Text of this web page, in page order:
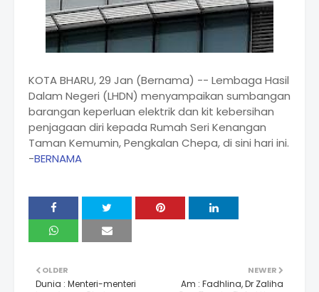
KOTA BHARU, 29 Jan (Bernama) -- Lembaga Hasil
Dalam Negeri (LHDN) menyampaikan sumbangan
barangan keperluan elektrik dan kit kebersihan
penjagaan diri kepada Rumah Seri Kenangan
Taman Kemumin, Pengkalan Chepa, di sini hari ini.
-BERNAMA
NEWER
Am : Fadhlina, Dr Zaliha
OLDER
Dunia : Menteri-menteri